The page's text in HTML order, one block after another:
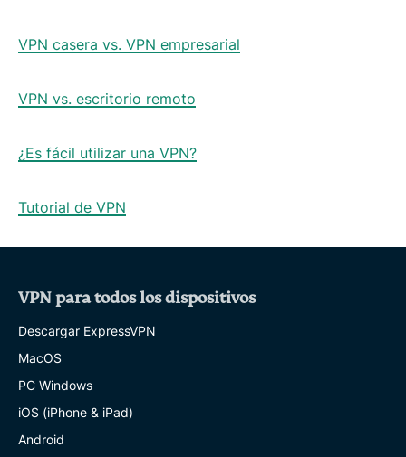
VPN casera vs. VPN empresarial
VPN vs. escritorio remoto
¿Es fácil utilizar una VPN?
Tutorial de VPN
VPN para todos los dispositivos
Descargar ExpressVPN
MacOS
PC Windows
iOS (iPhone & iPad)
Android